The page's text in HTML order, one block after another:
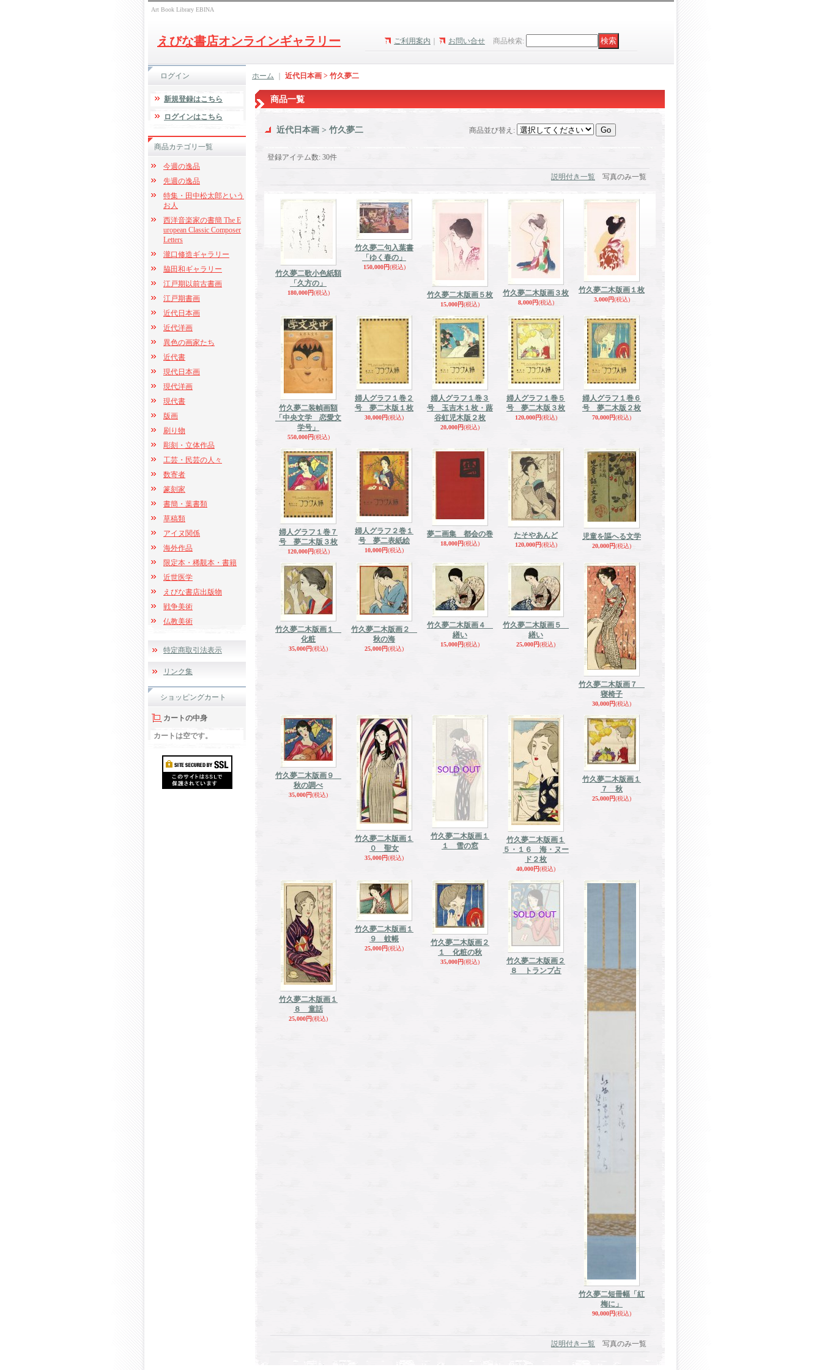
Art Book Library EBINA
えびな書店オンラインギャラリー ご利用案内 お問い合せ 商品検索:
ログイン
新規登録はこちら
ログインはこちら
商品カテゴリ一覧
今週の逸品
先週の逸品
特集・田中松太郎という
お人
西洋音楽家の書簡 The E
uropean Classic Composer
Letters
瀧口修造ギャラリー
脇田和ギャラリー
江戸期以前古書画
江戸期書画
近代日本画
近代洋画
異色の画家たち
近代書
現代日本画
現代洋画
現代書
版画
刷り物
彫刻・立体作品
工芸・民芸の人々
数寄者
篆刻家
書簡・葉書類
草稿類
アイヌ関係
海外作品
限定本・稀覯本・書籍
近世医学
えびな書店出版物
戦争美術
仏教美術
特定商取引法表示
リンク集
ショッピングカート
カートの中身
カートは空です。
ホーム 近代日本画 > 竹久夢二
商品一覧
近代日本画 > 竹久夢二 商品並び替え :
登録アイテム数: 30件
説明付き一覧 写真のみ一覧
竹久夢二歌小色紙額
「久方の」
180,000円(税込)
竹久夢二句入葉書
「ゆく春の」
150,000円(税込)
竹久夢二木版画５枚
15,000円(税込)
竹久夢二木版画３枚
8,000円(税込)
竹久夢二木版画１枚
3,000円(税込)
竹久夢二装幀画額
「中央文学 恋愛文
学号」
550,000円(税込)
婦人グラフ１巻２
号 夢二木版１枚
30,000円(税込)
婦人グラフ１巻３
号 玉吉木１枚・蕗
谷虹児木版２枚
20,000円(税込)
婦人グラフ１巻５
号 夢二木版３枚
120,000円(税込)
婦人グラフ１巻６
号 夢二木版２枚
70,000円(税込)
婦人グラフ１巻７
号 夢二木版３枚
120,000円(税込)
婦人グラフ２巻１
号 夢二表紙絵
10,000円(税込)
夢二画集 都会の巻
18,000円(税込)
たそやあんど
120,000円(税込)
児童を謳へる文学
20,000円(税込)
竹久夢二木版画１
化粧
35,000円(税込)
竹久夢二木版画２
秋の海
25,000円(税込)
竹久夢二木版画４
繕い
15,000円(税込)
竹久夢二木版画５
繕い
25,000円(税込)
竹久夢二木版画７
寝椅子
30,000円(税込)
竹久夢二木版画９
秋の調べ
35,000円(税込)
竹久夢二木版画１
０ 聖女
35,000円(税込)
竹久夢二木版画１
１ 雪の窓
竹久夢二木版画１
５・１６ 海・ヌー
ド２枚
40,000円(税込)
竹久夢二木版画１
７ 秋
25,000円(税込)
竹久夢二木版画１
８ 童話
25,000円(税込)
竹久夢二木版画１
９ 蚊帳
25,000円(税込)
竹久夢二木版画２
１ 化粧の秋
35,000円(税込)
竹久夢二木版画２
８ トランプ占
竹久夢二短冊幅「紅
梅に」
90,000円(税込)
説明付き一覧 写真のみ一覧